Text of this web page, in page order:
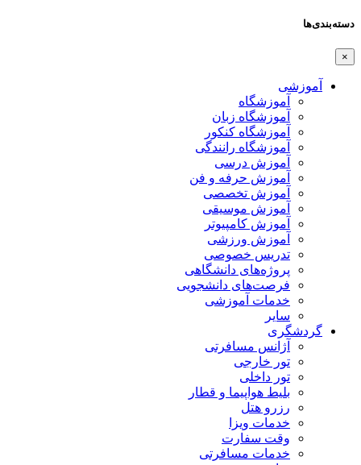
دسته‌بندی‌ها
×
آموزشی
آموزشگاه
آموزشگاه زبان
آموزشگاه کنکور
آموزشگاه رانندگی
آموزش درسی
آموزش حرفه و فن
آموزش تخصصی
آموزش موسیقی
آموزش کامپیوتر
آموزش ورزشی
تدریس خصوصی
پروژه‌های دانشگاهی
فرصت‌های دانشجویی
خدمات آموزشی
سایر
گردشگری
آژانس مسافرتی
تور خارجی
تور داخلی
بلیط هواپیما و قطار
رزرو هتل
خدمات ویزا
وقت سفارت
خدمات مسافرتی